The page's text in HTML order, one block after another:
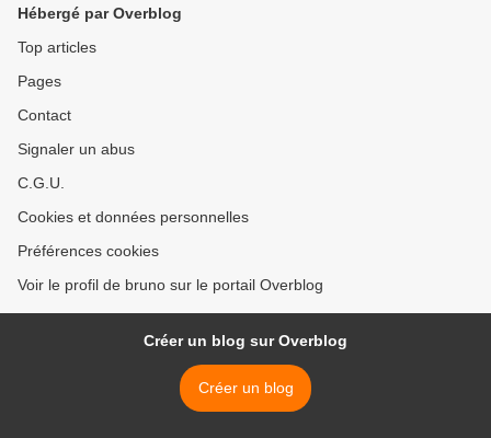
Hébergé par Overblog
Top articles
Pages
Contact
Signaler un abus
C.G.U.
Cookies et données personnelles
Préférences cookies
Voir le profil de bruno sur le portail Overblog
Créer un blog sur Overblog
Créer un blog